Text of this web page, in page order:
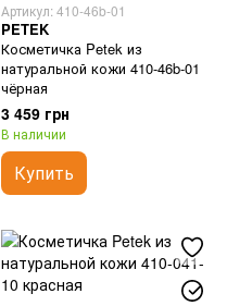
Артикул: 410-46b-01
PETEK
Косметичка Petek из
натуральной кожи 410-46b-01
чёрная
3 459 грн
В наличии
Купить